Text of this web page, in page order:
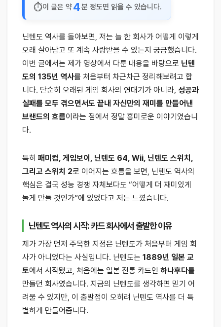
이 글은 약4분 정도면 읽을 수 있습니다.
닌텐도 역사를 돌아보면, 저는 늘 한 회사가 어떻게 이렇게
오래 살아남고 또 계속 사랑받을 수 있는지 궁금했습니다.
이번 글에서는 제가 영상에서 다룬 내용을 바탕으로 닌텐
도의 135년 역사를 처음부터 차근차근 정리해보려고 합
니다. 단순히 오래된 게임 회사의 연대기가 아니라, 성공과
실패를 모두 겪으면서도 끝내 자신만의 재미를 만들어낸
브랜드의 흐름이라는 점에서 정말 흥미로운 이야기였습니
다.
특히 패미컴, 게임보이, 닌텐도 64, Wii, 닌텐도 스위치,
그리고 스위치 2로 이어지는 흐름을 보면, 닌텐도 역사의
핵심은 결국 성능 경쟁 자체보다도 “어떻게 더 재미있게
놀게 만들 것인가”에 있었다고 저는 느꼈습니다.
닌텐도 역사의 시작: 카드 회사에서 출발한 이유
제가 가장 먼저 주목한 지점은 닌텐도가 처음부터 게임 회
사가 아니었다는 사실입니다. 닌텐도는 1889년 일본 교
토에서 시작됐고, 처음에는 일본 전통 카드인 하나후다를
만들던 회사였습니다. 지금의 닌텐도를 생각하면 믿기 어
려울 수 있지만, 이 출발점이 오히려 닌텐도 역사를 더 특
별하게 만들어줍니다.